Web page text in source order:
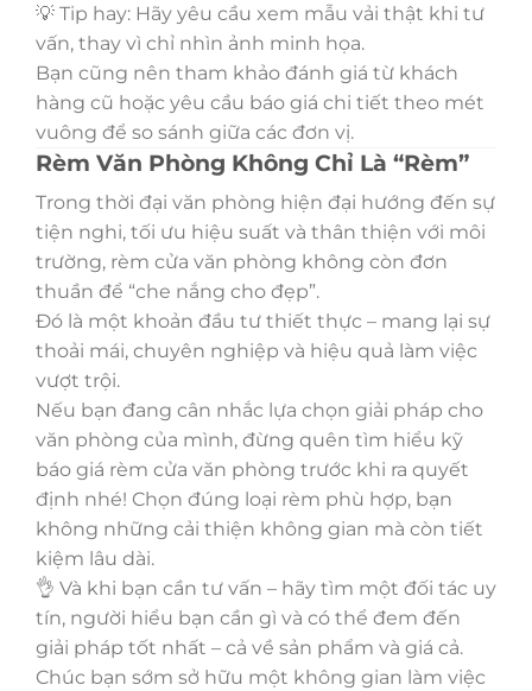
💡 Tip hay: Hãy yêu cầu xem mẫu vải thật khi tư
vấn, thay vì chỉ nhìn ảnh minh họa.
Bạn cũng nên tham khảo đánh giá từ khách
hàng cũ hoặc yêu cầu báo giá chi tiết theo mét
vuông để so sánh giữa các đơn vị.
Rèm Văn Phòng Không Chỉ Là “Rèm”
Trong thời đại văn phòng hiện đại hướng đến sự
tiện nghi, tối ưu hiệu suất và thân thiện với môi
trường, rèm cửa văn phòng không còn đơn
thuần để “che nắng cho đẹp”.
Đó là một khoản đầu tư thiết thực – mang lại sự
thoải mái, chuyên nghiệp và hiệu quả làm việc
vượt trội.
Nếu bạn đang cân nhắc lựa chọn giải pháp cho
văn phòng của mình, đừng quên tìm hiểu kỹ
báo giá rèm cửa văn phòng trước khi ra quyết
định nhé! Chọn đúng loại rèm phù hợp, bạn
không những cải thiện không gian mà còn tiết
kiệm lâu dài.
👌 Và khi bạn cần tư vấn – hãy tìm một đối tác uy
tín, người hiểu bạn cần gì và có thể đem đến
giải pháp tốt nhất – cả về sản phẩm và giá cả.
Chúc bạn sớm sở hữu một không gian làm việc